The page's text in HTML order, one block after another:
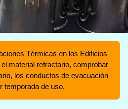
Térmicas en los Edificios
material refractario, comprobar
los conductos de evacuación
temporada de uso.